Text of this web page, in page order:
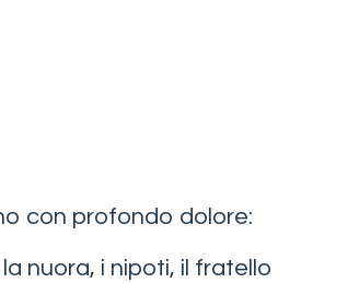
con profondo dolore:
la nuora, i nipoti, il fratello